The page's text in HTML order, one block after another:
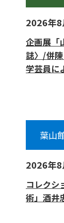
2026年8
企画展「
誌〉/併
学芸員に
葉山
2026年8
コレクシ
術」酒